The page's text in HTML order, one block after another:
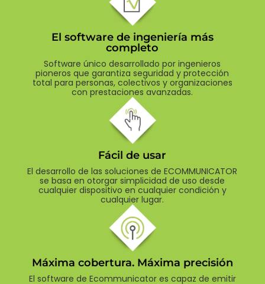
El software de ingeniería más
completo
Software único desarrollado por ingenieros
pioneros que garantiza seguridad y protección
total para personas, colectivos y organizaciones
con prestaciones avanzadas.
Fácil de usar
El desarrollo de las soluciones de ECOMMUNICATOR
se basa en otorgar simplicidad de uso desde
cualquier dispositivo en cualquier condición y
cualquier lugar.
Máxima cobertura. Máxima precisión
El software de Ecommunicator es capaz de emitir